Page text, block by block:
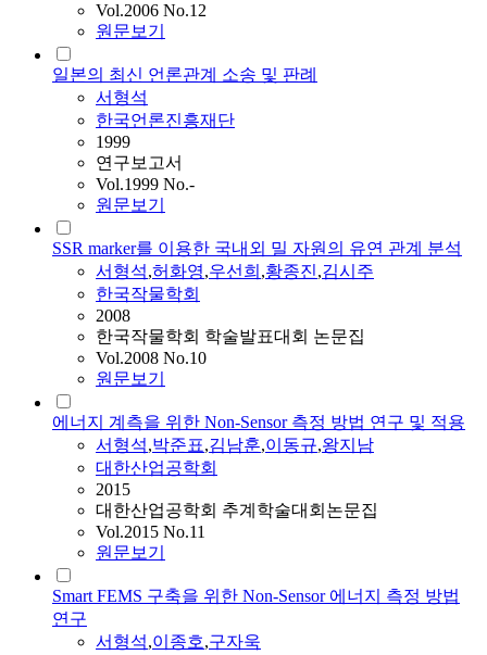
Vol.2006 No.12
원문보기
일본의 최신 언론관계 소송 및 판례
서형석
한국언론진흥재단
1999
연구보고서
Vol.1999 No.-
원문보기
SSR marker를 이용한 국내외 밀 자원의 유연 관계 분석
서형석,허화영,우선희 ,황종진,김시주
한국작물학회
2008
한국작물학회 학술발표대회 논문집
Vol.2008 No.10
원문보기
에너지 계측을 위한 Non-Sensor 측정 방법 연구 및 적용
서형석,박준표,김남훈,이동규,왕지남
대한산업공학회
2015
대한산업공학회 추계학술대회논문집
Vol.2015 No.11
원문보기
Smart FEMS 구축을 위한 Non-Sensor 에너지 측정 방법
연구
서형석,이종호,구자욱